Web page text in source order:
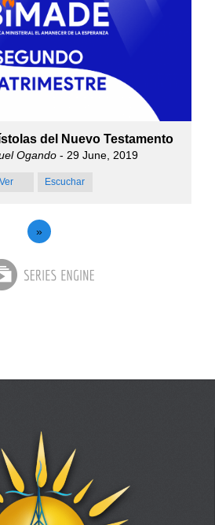
del Nuevo Testamento
Ogando- 29 June, 2019
Ver Escuchar
»